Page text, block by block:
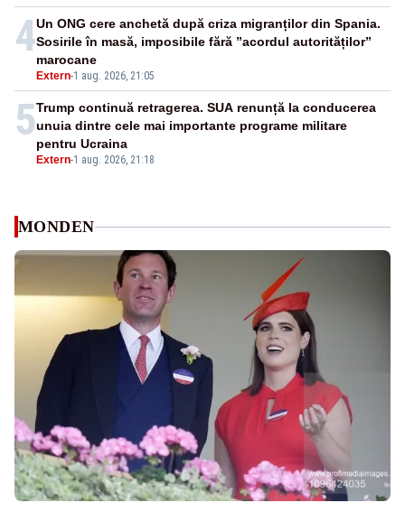
4
Extern-1 aug. 2026, 21:05
Un ONG cere anchetă după criza migranților din Spania.
Sosirile în masă, imposibile fără ”acordul autorităților”
marocane
5
Extern-1 aug. 2026, 21:18
Trump continuă retragerea. SUA renunță la conducerea
unuia dintre cele mai importante programe militare
pentru Ucraina
MONDEN